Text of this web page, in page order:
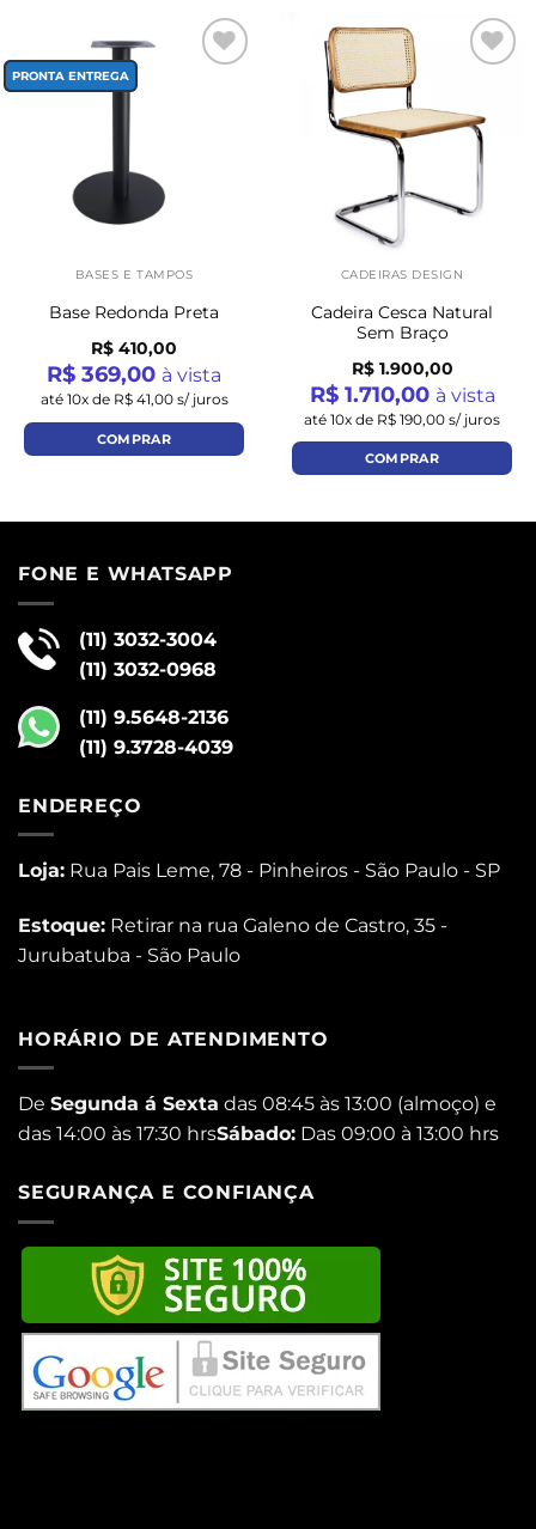
PRONTA ENTREGA
Add to
BASES E TAMPOS
Base Redonda Preta
R$ 410,00
R$ 369,00 à vista
até 10x de R$ 41,00 s/ juros
COMPRAR
Add to
CADEIRAS DESIGN
Cadeira Cesca Natural
Sem Braço
R$ 1.900,00
R$ 1.710,00 à vista
até 10x de R$ 190,00 s/ juros
COMPRAR
FONE E WHATSAPP
(11) 3032-3004
(11) 3032-0968
(11) 9.5648-2136
(11) 9.3728-4039
ENDEREÇO
Loja: Rua Pais Leme, 78 - Pinheiros - São Paulo - SP
Estoque: Retirar na rua Galeno de Castro, 35 -
Jurubatuba - São Paulo
HORÁRIO DE ATENDIMENTO
De Segunda á Sexta das 08:45 às 13:00 (almoço) e
das 14:00 às 17:30 hrsSábado: Das 09:00 à 13:00 hrs
SEGURANÇA E CONFIANÇA